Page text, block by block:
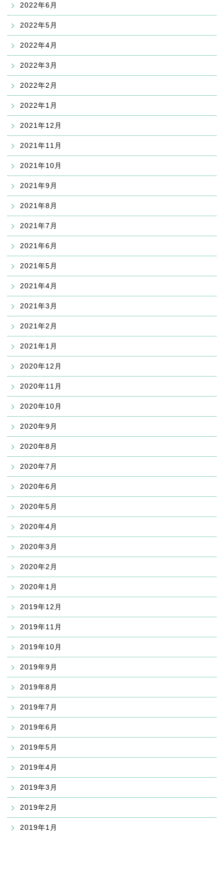
2022年6月
2022年5月
2022年4月
2022年3月
2022年2月
2022年1月
2021年12月
2021年11月
2021年10月
2021年9月
2021年8月
2021年7月
2021年6月
2021年5月
2021年4月
2021年3月
2021年2月
2021年1月
2020年12月
2020年11月
2020年10月
2020年9月
2020年8月
2020年7月
2020年6月
2020年5月
2020年4月
2020年3月
2020年2月
2020年1月
2019年12月
2019年11月
2019年10月
2019年9月
2019年8月
2019年7月
2019年6月
2019年5月
2019年4月
2019年3月
2019年2月
2019年1月